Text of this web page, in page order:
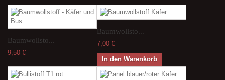
Baumwollsto...
9,50 €
Baumwollsto...
7,00 €
In den Warenkorb